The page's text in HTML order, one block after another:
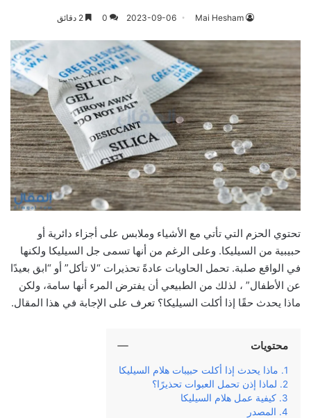
Mai Hesham
2023-09-06
0
تحتوي الحزم التي تأتي مع الأشياء وملابس على أجزاء دائرية أو
حبيبية من السيليكا. وعلى الرغم من أنها تسمى جل السيليكا ولكنها
في الواقع صلبة. تحمل الحاويات عادةً تحذيرات “لا تأكل” أو “ابق بعيدًا
عن الأطفال” ، لذلك من الطبيعي أن يفترض المرء أنها سامة، ولكن
ماذا يحدث حقًا إذا أكلت السيليكا؟ تعرف على الإجابة في هذا المقال.
محتويات
ماذا يحدث إذا أكلت حبيبات هلام السيليكا
لماذا إذن تحمل العبوات تحذيرًا؟
كيفية عمل هلام السيليكا
المصدر